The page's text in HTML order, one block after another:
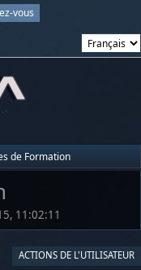
vous
de Formation
11:02:11
ACTIONS DE L'UTILISATEUR